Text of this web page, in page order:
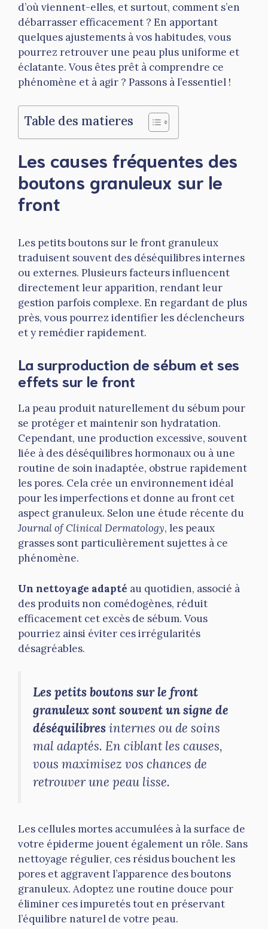
d’où viennent-elles, et surtout, comment s’en
débarrasser efficacement ? En apportant
quelques ajustements à vos habitudes, vous
pourrez retrouver une peau plus uniforme et
éclatante. Vous êtes prêt à comprendre ce
phénomène et à agir ? Passons à l’essentiel !
Table des matieres
Les causes fréquentes des
boutons granuleux sur le
front
Les petits boutons sur le front granuleux
traduisent souvent des déséquilibres internes
ou externes. Plusieurs facteurs influencent
directement leur apparition, rendant leur
gestion parfois complexe. En regardant de plus
près, vous pourrez identifier les déclencheurs
et y remédier rapidement.
La surproduction de sébum et ses
effets sur le front
La peau produit naturellement du sébum pour
se protéger et maintenir son hydratation.
Cependant, une production excessive, souvent
liée à des déséquilibres hormonaux ou à une
routine de soin inadaptée, obstrue rapidement
les pores. Cela crée un environnement idéal
pour les imperfections et donne au front cet
aspect granuleux. Selon une étude récente du
Journal of Clinical Dermatology, les peaux
grasses sont particulièrement sujettes à ce
phénomène.
Un nettoyage adapté au quotidien, associé à
des produits non comédogènes, réduit
efficacement cet excès de sébum. Vous
pourriez ainsi éviter ces irrégularités
désagréables.
Les petits boutons sur le front
granuleux sont souvent un signe de
déséquilibresinternes ou de soins
mal adaptés. En ciblant les causes,
vous maximisez vos chances de
retrouver une peau lisse.
Les cellules mortes accumulées à la surface de
votre épiderme jouent également un rôle. Sans
nettoyage régulier, ces résidus bouchent les
pores et aggravent l’apparence des boutons
granuleux. Adoptez une routine douce pour
éliminer ces impuretés tout en préservant
l’équilibre naturel de votre peau.